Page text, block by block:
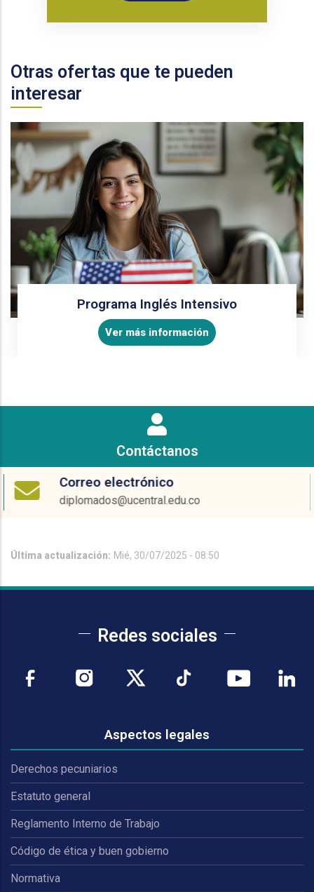
Otras ofertas que te pueden
interesar
Programa Inglés Intensivo
Ver más información
Contáctanos
Correo electrónico
diplomados@ucentral.edu.co
Última actualización: Mié, 30/07/2025 - 08:50
Redes sociales
Aspectos legales
Derechos pecuniarios
Estatuto general
Reglamento Interno de Trabajo
Código de ética y buen gobierno
Normativa